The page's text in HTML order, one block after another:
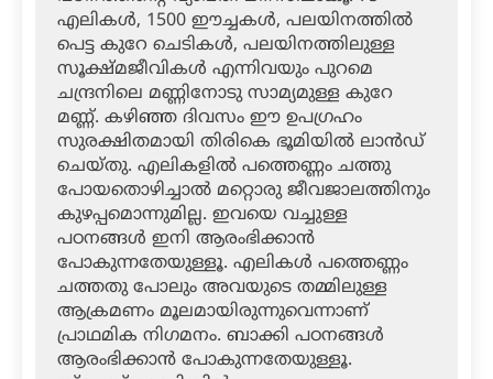
എലികള്‍, 1500 ഈച്ചകള്‍, പലയിനത്തില്‍
പെട്ട കുറേ ചെടികള്‍, പലയിനത്തിലുള്ള
സൂക്ഷ്മജീവികള്‍ എന്നിവയും പുറമെ
ചന്ദ്രനിലെ മണ്ണിനോടു സാമ്യമുള്ള കുറേ
മണ്ണ്. കഴിഞ്ഞ ദിവസം ഈ ഉപഗ്രഹം
സുരക്ഷിതമായി തിരികെ ഭൂമിയില്‍ ലാന്‍ഡ്
ചെയ്തു. എലികളില്‍ പത്തെണ്ണം ചത്തു
പോയതൊഴിച്ചാല്‍ മറ്റൊരു ജീവജാലത്തിനും
കുഴപ്പമൊന്നുമില്ല. ഇവയെ വച്ചുള്ള
പഠനങ്ങള്‍ ഇനി ആരംഭിക്കാന്‍
പോകുന്നതേയുള്ളൂ. എലികള്‍ പത്തെണ്ണം
ചത്തതു പോലും അവയുടെ തമ്മിലുള്ള
ആക്രമണം മൂലമായിരുന്നുവെന്നാണ്
പ്രാഥമിക നിഗമനം. ബാക്കി പഠനങ്ങള്‍
ആരംഭിക്കാന്‍ പോകുന്നതേയുള്ളൂ.